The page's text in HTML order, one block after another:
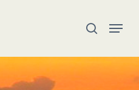
search
Menu